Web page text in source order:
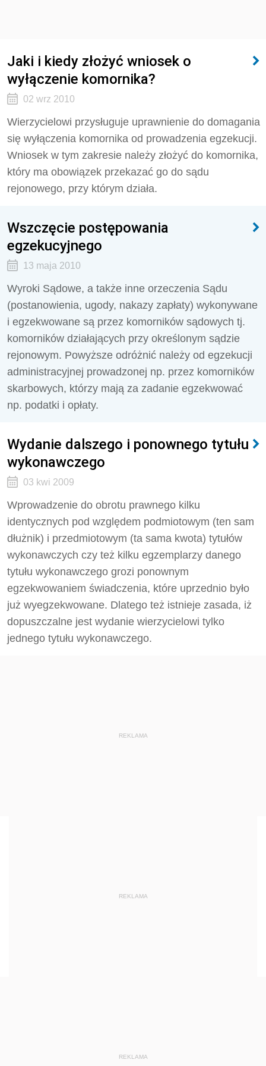
Jaki i kiedy złożyć wniosek o
wyłączenie komornika?
02 wrz 2010
Wierzycielowi przysługuje uprawnienie do domagania
się wyłączenia komornika od prowadzenia egzekucji.
Wniosek w tym zakresie należy złożyć do komornika,
który ma obowiązek przekazać go do sądu
rejonowego, przy którym działa.
Wszczęcie postępowania
egzekucyjnego
13 maja 2010
Wyroki Sądowe, a także inne orzeczenia Sądu
(postanowienia, ugody, nakazy zapłaty) wykonywane
i egzekwowane są przez komorników sądowych tj.
komorników działających przy określonym sądzie
rejonowym. Powyższe odróżnić należy od egzekucji
administracyjnej prowadzonej np. przez komorników
skarbowych, którzy mają za zadanie egzekwować
np. podatki i opłaty.
Wydanie dalszego i ponownego tytułu
wykonawczego
03 kwi 2009
Wprowadzenie do obrotu prawnego kilku
identycznych pod względem podmiotowym (ten sam
dłużnik) i przedmiotowym (ta sama kwota) tytułów
wykonawczych czy też kilku egzemplarzy danego
tytułu wykonawczego grozi ponownym
egzekwowaniem świadczenia, które uprzednio było
już wyegzekwowane. Dlatego też istnieje zasada, iż
dopuszczalne jest wydanie wierzycielowi tylko
jednego tytułu wykonawczego.
REKLAMA
REKLAMA
REKLAMA